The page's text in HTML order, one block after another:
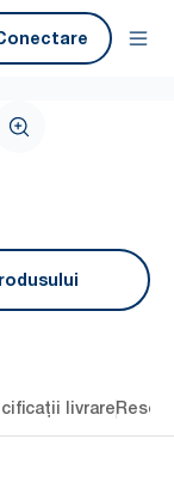
livrare